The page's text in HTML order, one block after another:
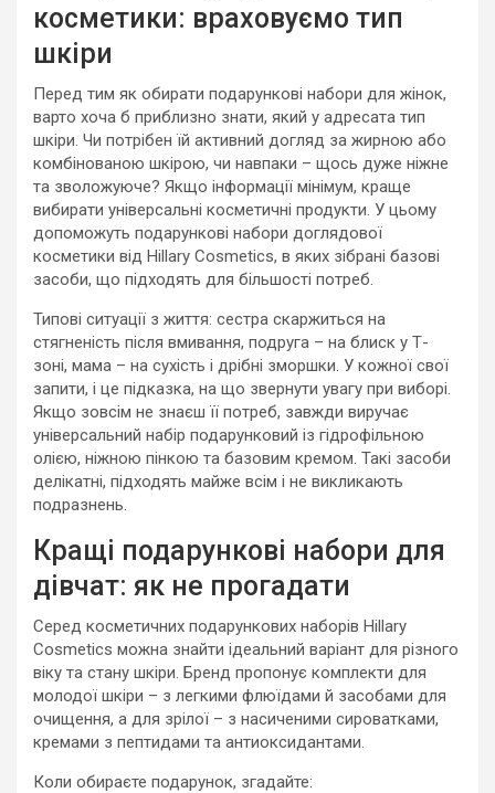
косметики: враховуємо тип
шкіри
Перед тим як обирати подарункові набори для жінок,
варто хоча б приблизно знати, який у адресата тип
шкіри. Чи потрібен їй активний догляд за жирною або
комбінованою шкірою, чи навпаки – щось дуже ніжне
та зволожуюче? Якщо інформації мінімум, краще
вибирати універсальні косметичні продукти. У цьому
допоможуть подарункові набори доглядової
косметики від Hillary Cosmetics, в яких зібрані базові
засоби, що підходять для більшості потреб.
Типові ситуації з життя: сестра скаржиться на
стягненість після вмивання, подруга – на блиск у Т-
зоні, мама – на сухість і дрібні зморшки. У кожної свої
запити, і це підказка, на що звернути увагу при виборі.
Якщо зовсім не знаєш її потреб, завжди виручає
універсальний набір подарунковий із гідрофільною
олією, ніжною пінкою та базовим кремом. Такі засоби
делікатні, підходять майже всім і не викликають
подразнень.
Кращі подарункові набори для
дівчат: як не прогадати
Серед косметичних подарункових наборів Hillary
Cosmetics можна знайти ідеальний варіант для різного
віку та стану шкіри. Бренд пропонує комплекти для
молодої шкіри – з легкими флюїдами й засобами для
очищення, а для зрілої – з насиченими сироватками,
кремами з пептидами та антиоксидантами.
Коли обираєте подарунок, згадайте: